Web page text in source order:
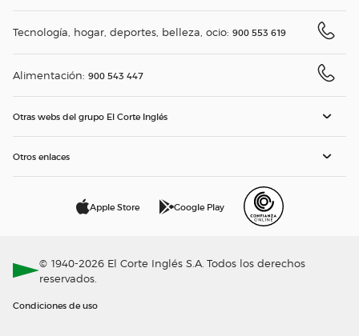
Tecnología, hogar, deportes, belleza, ocio: 900 553 619
Alimentación: 900 543 447
Otras webs del grupo El Corte Inglés
Otros enlaces
Apple Store Google Play
© 1940-2026 El Corte Inglés S.A. Todos los derechos
reservados.
Condiciones de uso